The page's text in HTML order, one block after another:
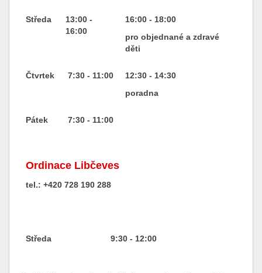
Středa
13:00 -
16:00
16:00 - 18:00
pro objednané a zdravé
děti
Čtvrtek 7:30 - 11:00
12:30 - 14:30
poradna
Pátek 7:30 - 11:00
Ordinace Libčeves
tel.: +420 728 190 288
Středa 9:30 - 12:00